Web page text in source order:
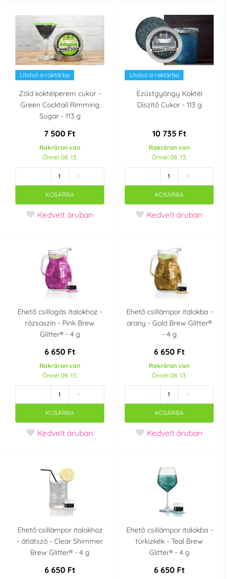
Utolsó a raktárba
Zöld koktélperem cukor -
Green Cocktail Rimming
Sugar - 113 g
7 500 Ft
Rakráron van
Önnél 08. 13.
- +
KOSÁRBA
Kedvelt áruban
Utolsó a raktárba
Ezüstgyöngy Koktél
Díszítő Cukor - 113 g
10 735 Ft
Rakráron van
Önnél 08. 13.
- +
KOSÁRBA
Kedvelt áruban
Ehető csillogás italokhoz -
rózsaszín - Pink Brew
Glitter® - 4 g
6 650 Ft
Rakráron van
Önnél 08. 13.
- +
KOSÁRBA
Kedvelt áruban
Ehető csillámpor italokba -
arany - Gold Brew Glitter®
- 4 g
6 650 Ft
Rakráron van
Önnél 08. 13.
- +
KOSÁRBA
Kedvelt áruban
Ehető csillámpor italokhoz
- átlátszó - Clear Shimmer
Brew Glitter® - 4 g
6 650 Ft
Ehető csillámpor italokba -
türkizkék - Teal Brew
Glitter® - 4 g
6 650 Ft